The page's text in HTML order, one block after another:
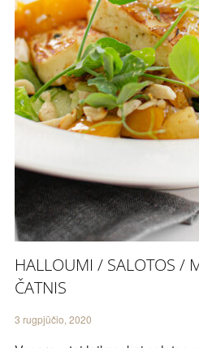
HALLOUMI / SALOTOS /
ČATNIS
3 rugpjūčio, 2020